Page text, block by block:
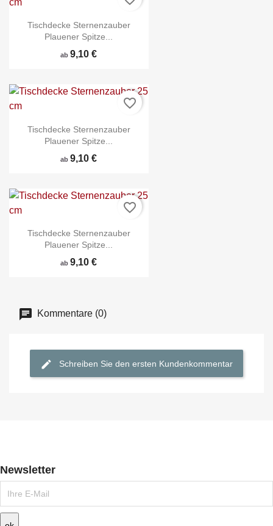
Tischdecke Sternenzauber
Plauener Spitze...
ab9,10 €
Tischdecke Sternenzauber
Plauener Spitze...
ab9,10 €
favorite_border
Tischdecke Sternenzauber
Plauener Spitze...
ab9,10 €
favorite_border
Kommentare (0)
Schreiben Sie den ersten Kundenkommentar
Newsletter